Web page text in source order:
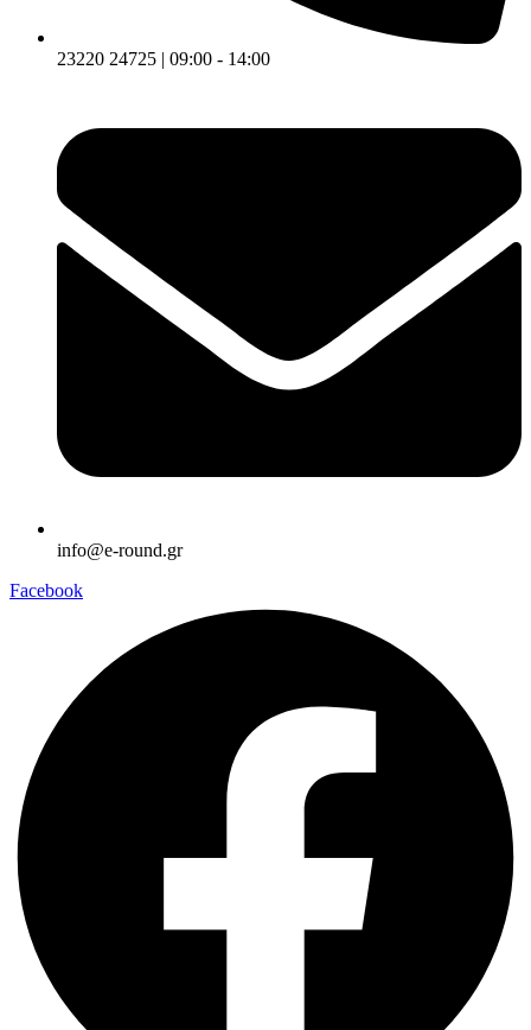
23220 24725 | 09:00 - 14:00
info@e-round.gr
Facebook